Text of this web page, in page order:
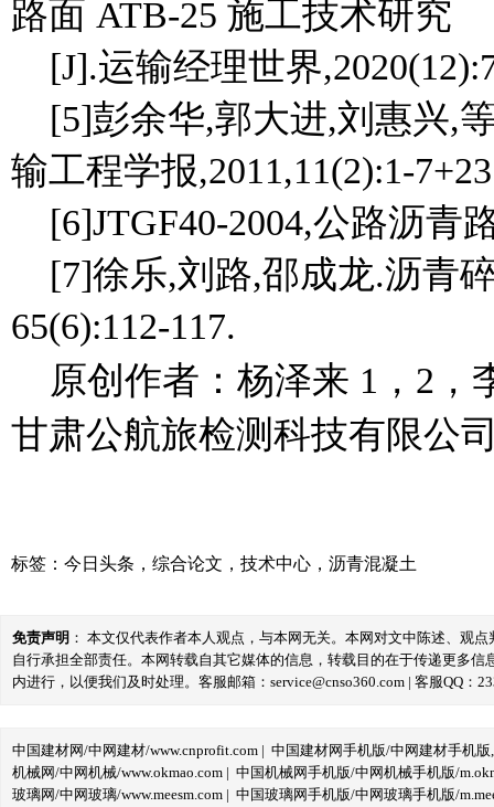
路面 ATB-25 施工技术研究
[J].运输经理世界
[5]彭余华,郭大进,刘惠兴,
输工程学报,2011,11(2):1-
[6]JTGF40-2004,公路沥青
[7]徐乐,刘路,邵成龙.沥青
65(6):112-117.
原创作者：杨泽来 1，2，
甘肃公航旅检测科技有限公
标签： 今日头条 ， 综合论文 ， 技术中心 ， 沥青混凝土
免责声明 ： 本文仅代表作者本人观点，与本网无关。本网对文中陈述、观
自行承担全部责任。本网转载自其它媒体的信息，转载目的在于传递更多
内进行，以便我们及时处理。客服邮箱：service@cnso360.com | 客服QQ：
中国建材网/中网建材/www.cnprofit.com | 中国建材网手机版/中网建材手机版
机械网/中网机械/www.okmao.com | 中国机械网手机版/中网机械手机版/
玻璃网/中网玻璃/www.meesm.com | 中国玻璃网手机版/中网玻璃手机版/